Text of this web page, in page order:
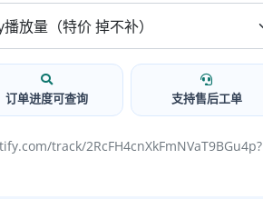
订单进度可查询 支持售后工单
track/2RcFH4cnXkFmNVaT9BGu4p?